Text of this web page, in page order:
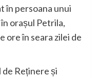
în persoana unui
orașul Petrila,
ore în seara zilei de
Reținere și